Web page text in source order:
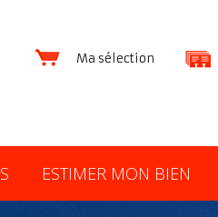
Ma sélection
ESTIMER MON BIEN